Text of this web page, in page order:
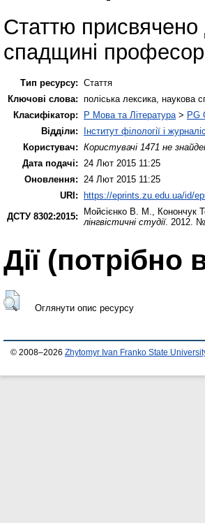
Статтю присвячено
спадщині
Тип ресурсу: Стаття
Ключові слова: поліська лексика, наукова
Класифікатор:
P Мова та Література > PG
Відділи:
Інститут філології і
Користувач: Користувачі 1471 не
Дата подачі:
24 Лют 2015 11:25
Оновлення:
24 Лют 2015 11:25
URI: https://eprints.zu.edu.ua/id/
ДСТУ 8302:2015:
Мойсієнко В. М. Конончук
лінгвістичні студії. 2012. №
Дії ​​(потрібно
Оглянути опис ресурсу
© 2008–2026 Zhytomyr Ivan Franko State